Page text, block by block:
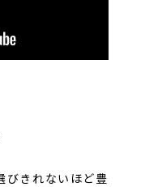
びきれないほど豊